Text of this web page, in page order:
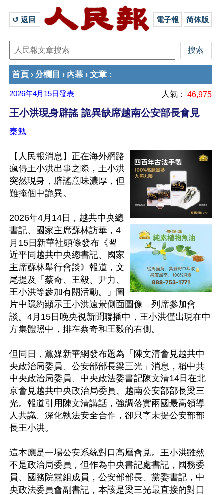
↺ 返回 電子報 简体版
首頁 › 分欄目 › 內幕 › 文章 ：
2026年4月15日發表 人氣： 46,975
王小洪現身辟謠 詭異缺席越南公安部長會見
秦勉
【人民報消息】正在海外網路
瘋傳王小洪出事之際，王小洪
突然現身，辟謠意味濃厚，但
難掩個中詭異。
2026年4月14日，越共中央總
書記、國家主席蘇林訪華，4
月15日新華社頭條發布《習
近平同越共中央總書記、國家
主席蘇林舉行會談》報道，文
尾提及「蔡奇、王毅、尹力、
王小洪等參加有關活動。」圖
片中隱約顯示王小洪遠景側面圖像，列席參加會
談。4月15日晚央視新聞聯播中，王小洪僅出現在中
方集體照中，排在蔡奇和王毅的右側。
但同日，黨媒新華網發布題為「陳文清會見越共中
央政治局委員、公安部部長梁三光」消息，稱中共
中央政治局委員、中央政法委書記陳文清14日在北
京會見越共中央政治局委員、越南公安部部長梁三
光。報道引用陳文清講話，強調落實兩國最高領導
人共識、深化執法安全合作，卻只字未提公安部部
長王小洪。
這本應是一場公安系統對口高層會見。王小洪雖然
不是政治局委員，但作為中央書記處書記，國務委
員、國務院黨組成員，公安部部長、黨委書記，中
央政法委員會副書記，本該是梁三光最直接的對口